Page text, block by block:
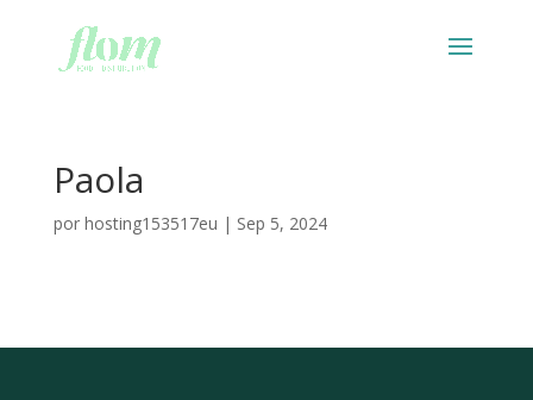
Paola
por hosting153517eu | Sep 5, 2024